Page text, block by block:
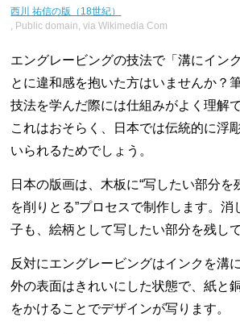
西川 祐信の版（18世紀）
, Public domain, via Wikimedia Com
エングレービングの技法で「溝にイン
とに違和感を抱いた方はいませんか？
技法を学んだ際には仕組みがよく理解
これはおそらく、日本では伝統的に浮
いられるためでしょう。
日本の版画は、木板に“写したい部分を
を削りとる”プロセスで制作します。消
子も、絵柄として写したい部分を残し
反対にエングレービングはインクを溝
外の表面はきれいにした状態で、紙と
をかけることでデザインが写ります。